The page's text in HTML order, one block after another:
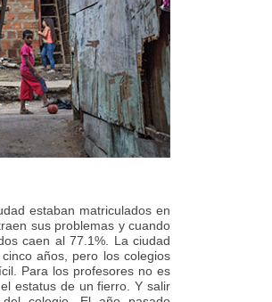
estaban matriculados en
sus problemas y cuando
caen al 77.1%. La ciudad
años, pero los colegios
Para los profesores no es
estatus de un fierro. Y salir